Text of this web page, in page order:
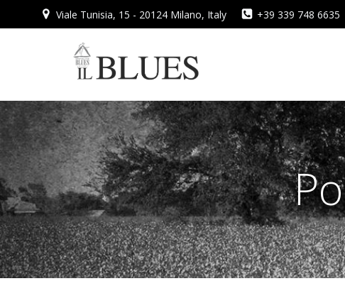
al
Viale Tunisia, 15 - 20124 Milano, Italy +39 339 748 6635